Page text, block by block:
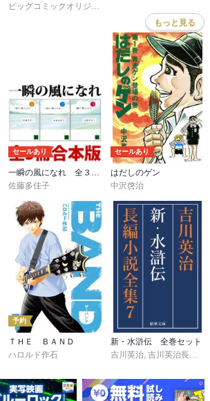
もっと見る
セールあり
一瞬の風になれ 全３冊合本版
佐藤多佳子
セールあり
はだしのゲン
中沢啓治
予約
ＴＨＥ ＢＡＮＤ
ハロルド作石
新・水滸伝 全巻セット
吉川英治 吉川英治長編小説全集刊行会